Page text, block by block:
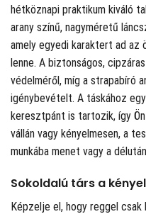
hétköznapi praktikum kiváló
arany színű, nagyméretű
amely egyedi karaktert ad az
lenne. A biztonságos,
védelméről, míg a strapabíró
igénybevételt. A táskához
keresztpánt is tartozik, így
vállán vagy kényelmesen, a
munkába menet vagy a
Sokoldalú társ a
Képzelje el, hogy reggel